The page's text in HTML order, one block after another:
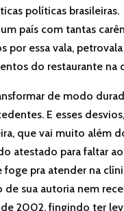
políticas brasileiras.
país com tantas
por essa vala,
do restaurante na
de modo
E esses
que vai muito além
atestado para faltar
pra atender na
de sua autoria nem
2002, fingindo ter